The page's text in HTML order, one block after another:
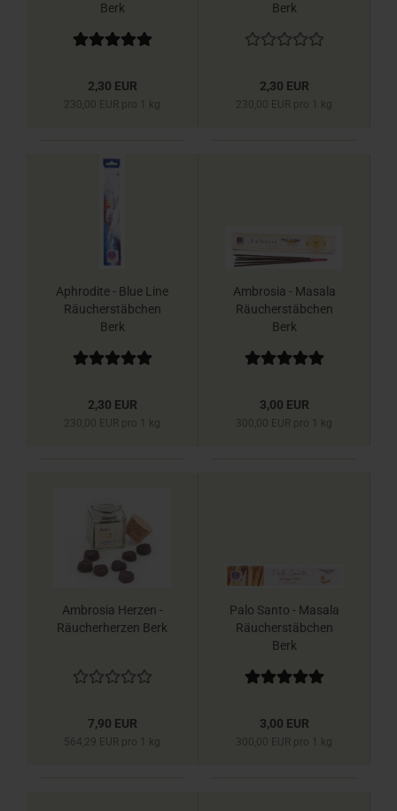
Berk
2,30 EUR
230,00 EUR pro 1 kg
Berk
2,30 EUR
230,00 EUR pro 1 kg
Aphrodite - Blue Line
Räucherstäbchen
Berk
2,30 EUR
230,00 EUR pro 1 kg
Ambrosia - Masala
Räucherstäbchen
Berk
3,00 EUR
300,00 EUR pro 1 kg
Ambrosia Herzen -
Räucherherzen Berk
7,90 EUR
564,29 EUR pro 1 kg
Palo Santo - Masala
Räucherstäbchen
Berk
3,00 EUR
300,00 EUR pro 1 kg